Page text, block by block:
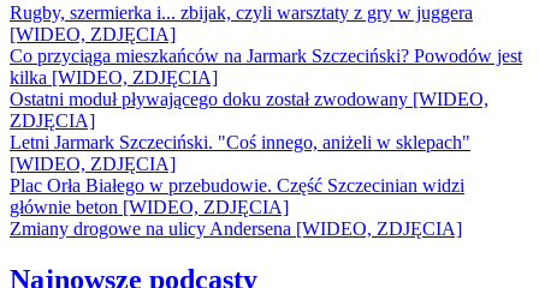
Rugby, szermierka i... zbijak, czyli warsztaty z gry w juggera
[WIDEO, ZDJĘCIA]
Co przyciąga mieszkańców na Jarmark Szczeciński? Powodów jest
kilka [WIDEO, ZDJĘCIA]
Ostatni moduł pływającego doku został zwodowany [WIDEO,
ZDJĘCIA]
Letni Jarmark Szczeciński. "Coś innego, aniżeli w sklepach"
[WIDEO, ZDJĘCIA]
Plac Orła Białego w przebudowie. Część Szczecinian widzi
głównie beton [WIDEO, ZDJĘCIA]
Zmiany drogowe na ulicy Andersena [WIDEO, ZDJĘCIA]
Najnowsze podcasty